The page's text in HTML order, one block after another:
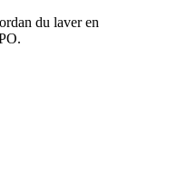
du laver en